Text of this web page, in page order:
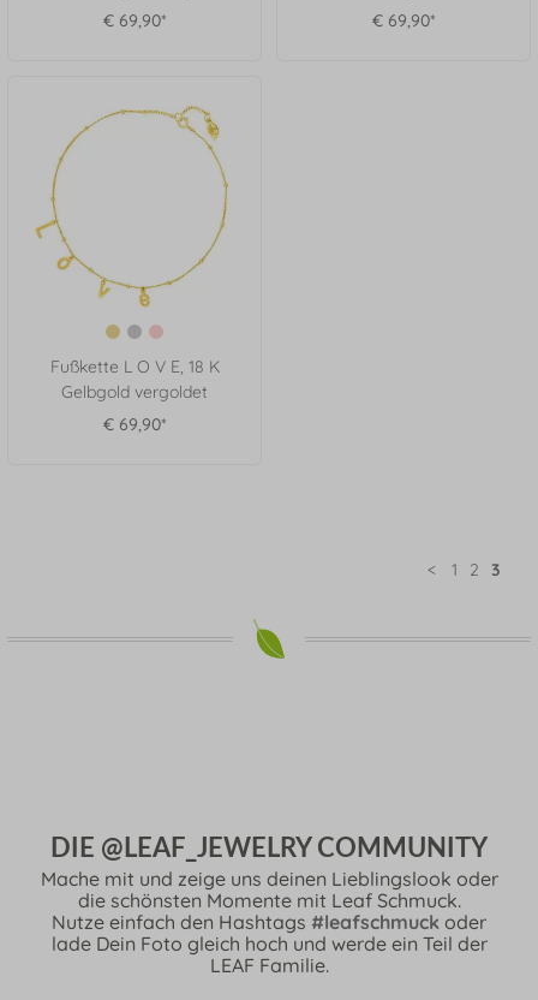
€ 69,90*
€ 69,90*
Fußkette L O V E, 18 K
Gelbgold vergoldet
€ 69,90*
< 1 2 3
DIE @LEAF_JEWELRY COMMUNITY
Mache mit und zeige uns deinen Lieblingslook oder
die schönsten Momente mit Leaf Schmuck.
Nutze einfach den Hashtags #leafschmuck oder
lade Dein Foto gleich hoch und werde ein Teil der
LEAF Familie.